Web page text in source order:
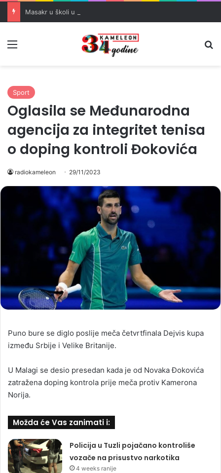
Sport
Oglasila se Međunarodna
agencija za integritet tenisa
o doping kontroli Đokovića
radiokameleon 29/11/2023
Puno bure se diglo poslije meča četvrtfinala Dejvis kupa
između Srbije i Velike Britanije.
U Malagi se desio presedan kada je od Novaka Đokovića
zatražena doping kontrola prije meča protiv Kamerona
Norija.
Možda će Vas zanimati i:
Policija u Tuzli pojačano kontroliše
vozače na prisustvo narkotika
4 weeks ranije